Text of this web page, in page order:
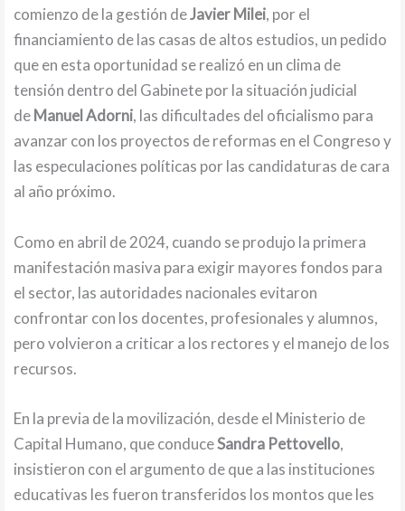
comienzo de la gestión deJavier Milei, por el
financiamiento de las casas de altos estudios, un pedido
que en esta oportunidad se realizó en un clima de
tensión dentro del Gabinete por la situación judicial
deManuel Adorni, las dificultades del oficialismo para
avanzar con los proyectos de reformas en el Congreso y
las especulaciones políticas por las candidaturas de cara
al año próximo.
Como en abril de 2024, cuando se produjo la primera
manifestación masiva para exigir mayores fondos para
el sector, las autoridades nacionales evitaron
confrontar con los docentes, profesionales y alumnos,
pero volvieron a criticar a los rectores y el manejo de los
recursos.
En la previa de la movilización, desde el Ministerio de
Capital Humano, que conduceSandra Pettovello,
insistieron con el argumento de que a las instituciones
educativas les fueron transferidos los montos que les